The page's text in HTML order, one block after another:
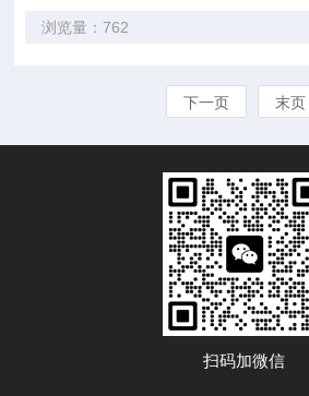
浏览量：762
下一页 末页
扫码加微信